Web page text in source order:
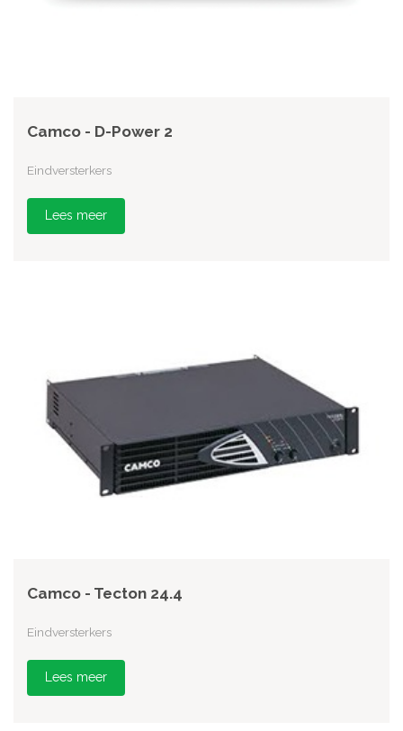
Camco - D-Power 2
Eindversterkers
Lees meer
Camco - Tecton 24.4
Eindversterkers
Lees meer